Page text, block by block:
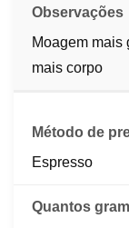
Moagem mais
mais corpo
Espresso